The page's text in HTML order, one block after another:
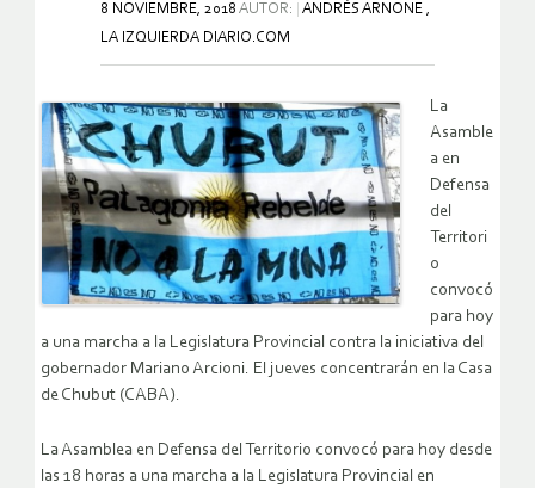
8 NOVIEMBRE, 2018 AUTOR:
ANDRÉS ARNONE ,
LA IZQUIERDA DIARIO.COM
La
Asamble
a en
Defensa
del
Territori
o
convocó
para hoy
a una marcha a la Legislatura Provincial contra la iniciativa del
gobernador Mariano Arcioni. El jueves concentrarán en la Casa
de Chubut (CABA).
La Asamblea en Defensa del Territorio convocó para hoy desde
las 18 horas a una marcha a la Legislatura Provincial en